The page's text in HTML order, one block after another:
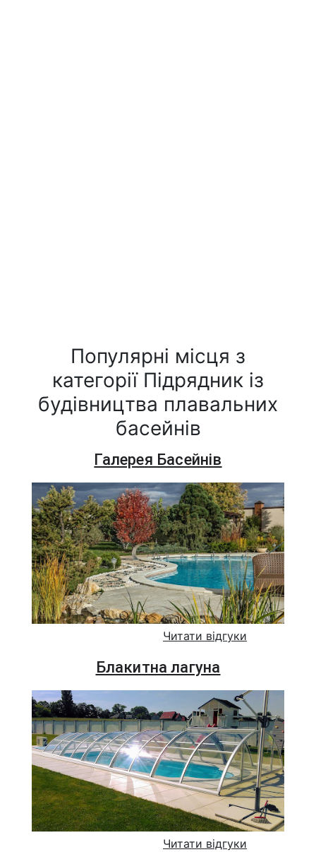
Популярні місця з
категорії Підрядник із
будівництва плавальних
басейнів
Галерея Басейнів
Читати відгуки
Блакитна лагуна
Читати відгуки